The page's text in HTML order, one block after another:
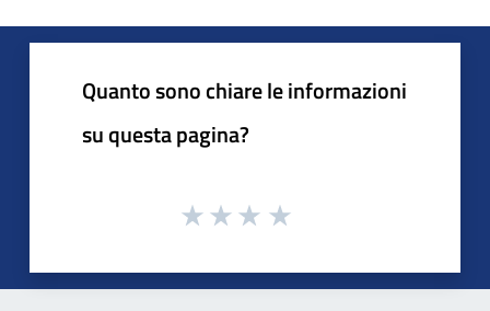
Quanto sono chiare le informazioni
su questa pagina?